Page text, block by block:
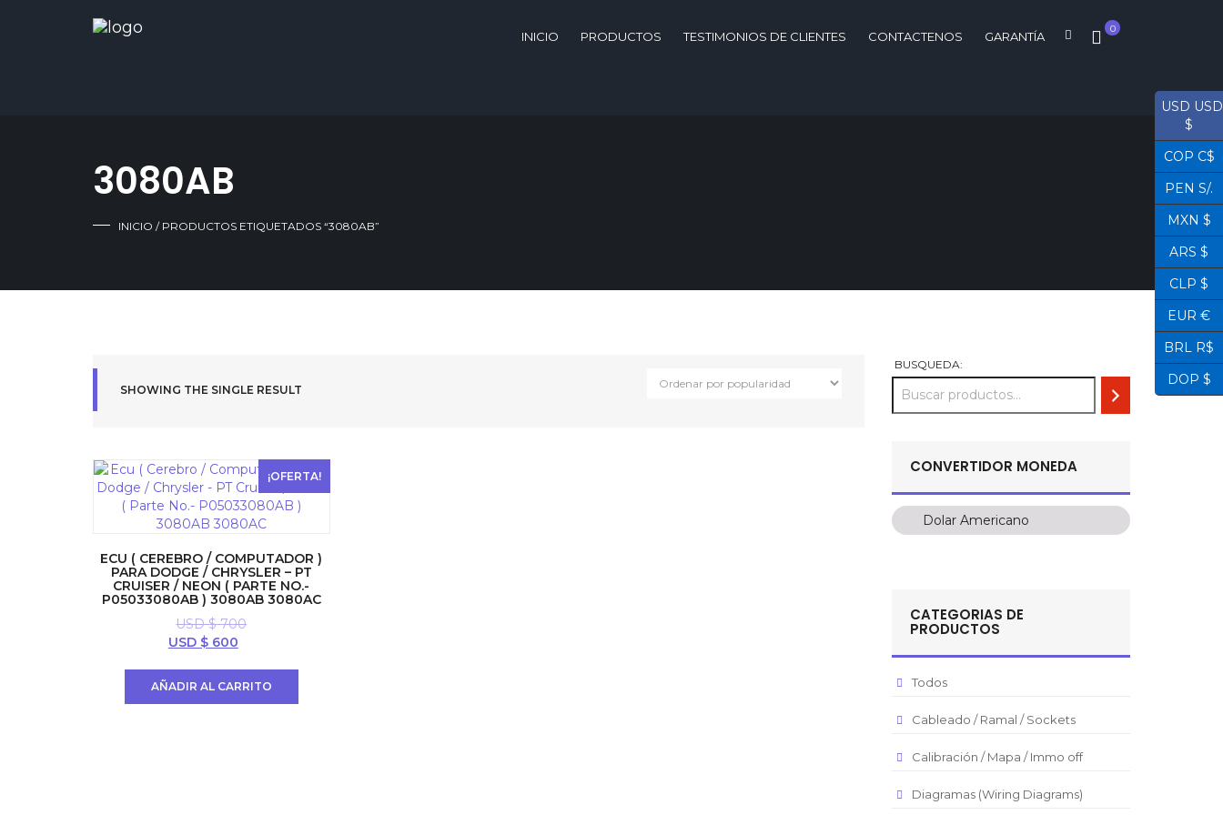
0
INICIO PRODUCTOS TESTIMONIOS DE CLIENTES CONTACTENOS GARANTÍA
3080AB
INICIO / PRODUCTOS ETIQUETADOS “3080AB”
SHOWING THE SINGLE RESULT
¡OFERTA!
ECU ( CEREBRO / COMPUTADOR )
PARA DODGE / CHRYSLER – PT
CRUISER / NEON ( PARTE NO.-
P05033080AB ) 3080AB 3080AC
USD $700
El
era:
USD $600El
es:
AÑADIR AL CARRITO
BUSQUEDA:
CONVERTIDOR MONEDA
Dolar Americano
Dolar Americano
Pesos Mexicanos
Peso Chileno
CATEGORIAS DE
PRODUCTOS
Todos
Cableado / Ramal / Sockets
Calibración / Mapa / Immo off
Diagramas (Wiring Diagrams)
USD USD
$
COP C$
PEN S/.
MXN $
ARS $
CLP $
EUR €
BRL R$
DOP $